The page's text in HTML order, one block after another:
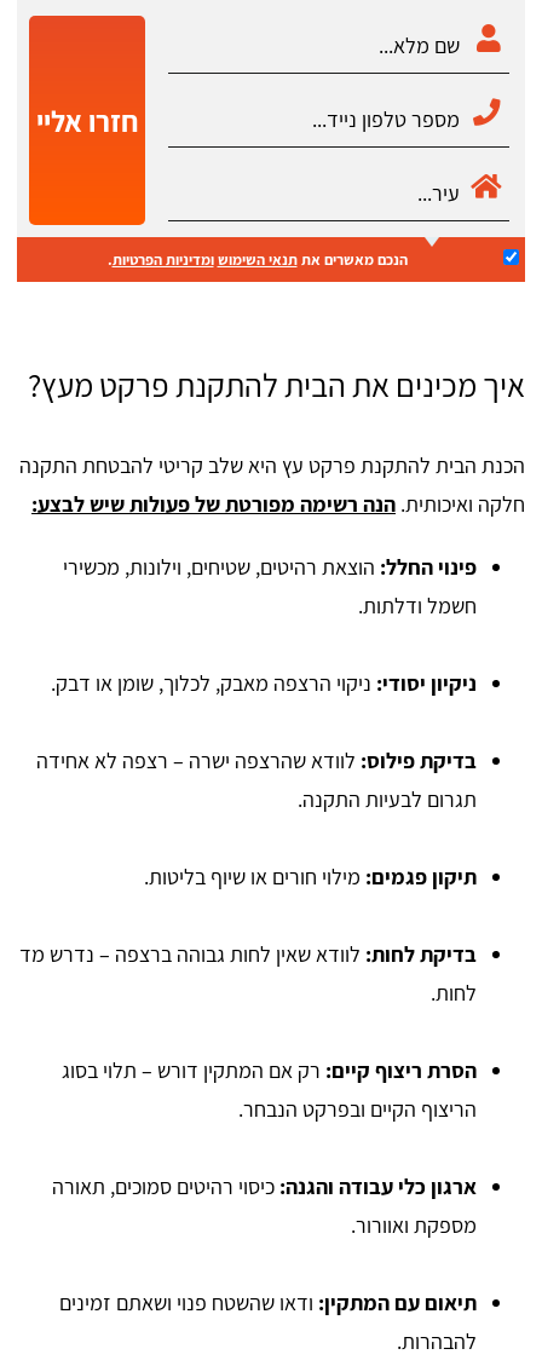
חזרו אליי
הנכם מאשרים אתתנאי השימוש ומדיניות הפרטיות.
איך מכינים את הבית להתקנת פרקט מעץ?
הכנת הבית להתקנת פרקט עץ היא שלב קריטי להבטחת התקנה
חלקה ואיכותית. הנה רשימה מפורטת של פעולות שיש לבצע:
פינוי החלל: הוצאת רהיטים, שטיחים, וילונות, מכשירי
חשמל ודלתות.
ניקיון יסודי: ניקוי הרצפה מאבק, לכלוך, שומן או דבק.
בדיקת פילוס: לוודא שהרצפה ישרה – רצפה לא אחידה
תגרום לבעיות התקנה.
תיקון פגמים: מילוי חורים או שיוף בליטות.
בדיקת לחות: לוודא שאין לחות גבוהה ברצפה – נדרש מד
לחות.
הסרת ריצוף קיים: רק אם המתקין דורש – תלוי בסוג
הריצוף הקיים ובפרקט הנבחר.
ארגון כלי עבודה והגנה: כיסוי רהיטים סמוכים, תאורה
מספקת ואוורור.
תיאום עם המתקין: ודאו שהשטח פנוי ושאתם זמינים
להבהרות.